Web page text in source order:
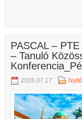
PASCAL –
– Tanuló
2026.07.17.